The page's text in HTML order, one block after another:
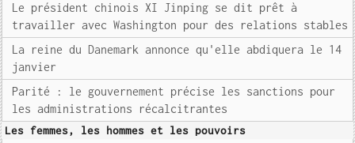
Le président chinois XI Jinping se dit prêt à
travailler avec Washington pour des relations stables
La reine du Danemark annonce qu'elle abdiquera le 14
janvier
Parité : le gouvernement précise les sanctions pour
les administrations récalcitrantes
Les femmes, les hommes et les pouvoirs